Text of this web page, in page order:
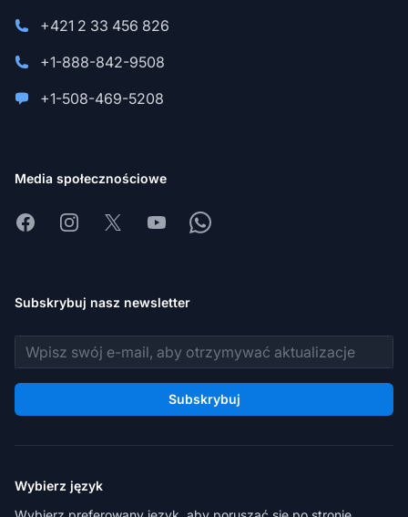
+421 2 33 456 826
+1-888-842-9508
+1-508-469-5208
Media społecznościowe
FacebookInstagram
X YoutubeWhatsapp
Subskrybuj nasz newsletter
Adres e-mail
Subskrybuj
Wybierz język